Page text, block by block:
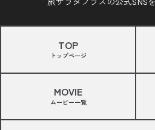
旅サラダプラスの公式SNS
TOP
トップページ
MOVIE
ムービー一覧